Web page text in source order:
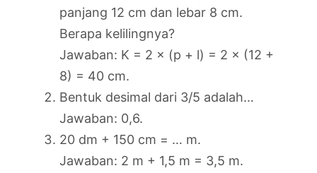
panjang 12 cm dan lebar 8 cm.
Berapa kelilingnya?
Jawaban: K = 2 × (p + l) = 2 × (12 +
8) = 40 cm.
Bentuk desimal dari 3/5 adalah…
Jawaban: 0,6.
20 dm + 150 cm = … m.
Jawaban: 2 m + 1,5 m = 3,5 m.